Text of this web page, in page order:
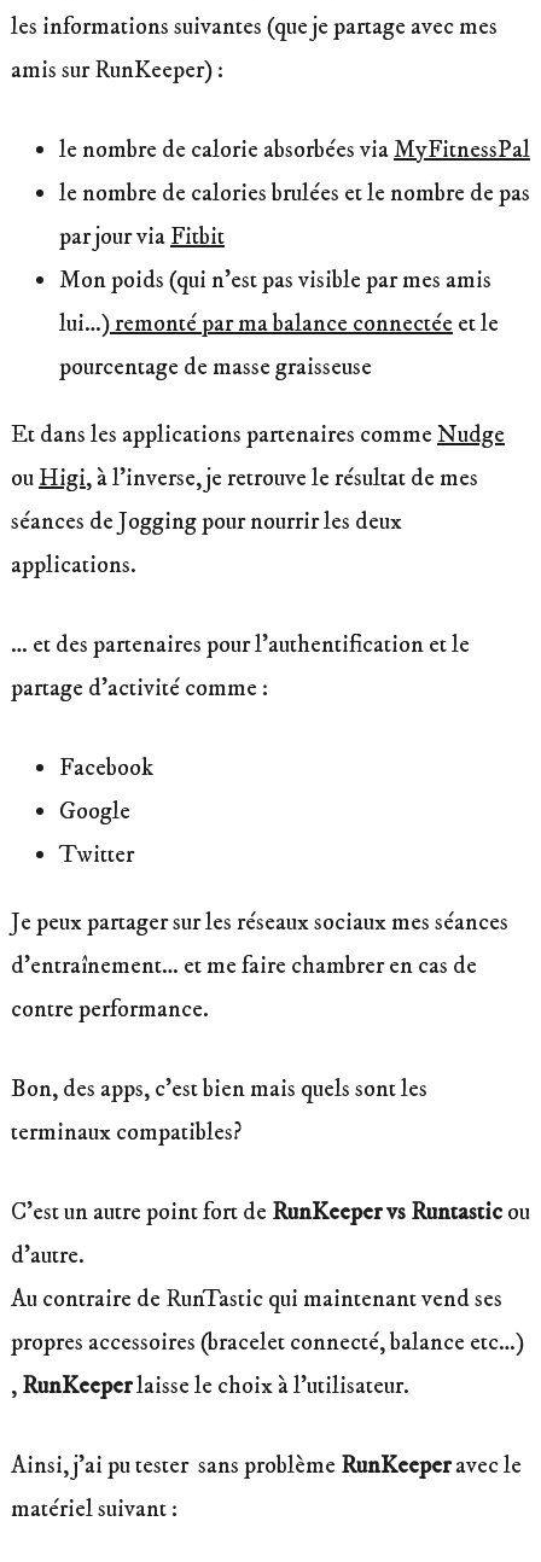
les informations suivantes (que je partage avec mes
amis sur RunKeeper) :
le nombre de calorie absorbées viaMyFitnessPal
le nombre de calories brulées et le nombre de pas
par jour via Fitbit
Mon poids (qui n’est pas visible par mes amis
lui…)remonté par ma balance connectée et le
pourcentage de masse graisseuse
Et dans les applications partenaires comme Nudge
ou Higi, à l’inverse, je retrouve le résultat de mes
séances de Jogging pour nourrir les deux
applications.
… et des partenaires pour l’authentification et le
partage d’activité comme :
Facebook
Google
Twitter
Je peux partager sur les réseaux sociaux mes séances
d’entraînement… et me faire chambrer en cas de
contre performance.
Bon, des apps, c’est bien mais quels sont les
terminaux compatibles?
C’est un autre point fort de RunKeeper vs Runtasticou
d’autre.
Au contraire de RunTastic qui maintenant vend ses
propres accessoires (bracelet connecté, balance etc…)
, RunKeeperlaisse le choix à l’utilisateur.
Ainsi, j’ai pu tester sans problème RunKeeperavec le
matériel suivant :